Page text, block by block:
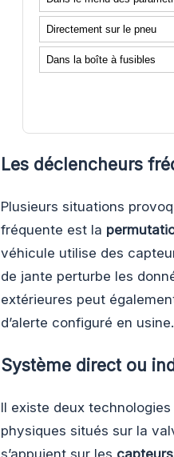
Directement sur le pneu
Dans la boîte à fusibles
Les déclencheurs
Plusieurs situations
fréquente est la
véhicule utilise des
de jante perturbe les
extérieures peut
d’alerte configuré en usine.
Système direct ou
Il existe deux
physiques situés sur la
s’appuient sur les